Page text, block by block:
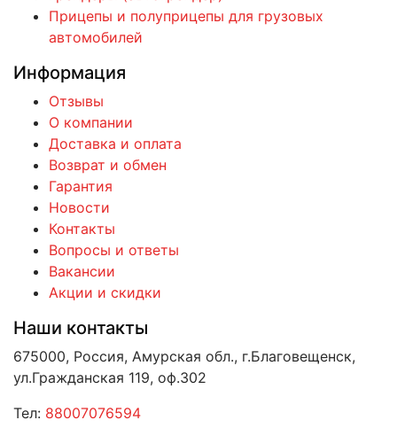
Прицепы и полуприцепы для грузовых
автомобилей
Информация
Отзывы
О компании
Доставка и оплата
Возврат и обмен
Гарантия
Новости
Контакты
Вопросы и ответы
Вакансии
Акции и скидки
Наши контакты
675000, Россия, Амурская обл., г.Благовещенск,
ул.Гражданская 119, оф.302
Тел: 88007076594